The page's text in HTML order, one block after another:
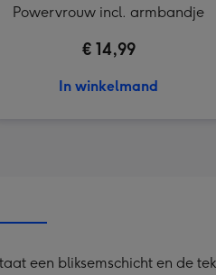
Powervrouw incl. armbandje
€ 14,99
In winkelmand
een bliksemschicht en de